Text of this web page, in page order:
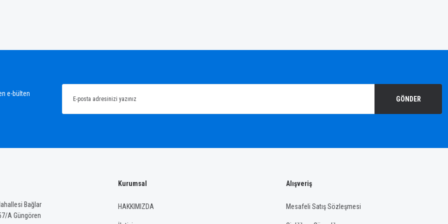
Bu ürüne ilk yorumu siz yapın!
e-bülten
GÖNDER
Bağlar
A Güngören
Kurumsal
HAKKIMIZDA
Alışveriş
Mesafeli Satış Sözleşmesi